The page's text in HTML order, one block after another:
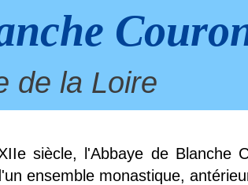
de la Loire
siècle, l'Abbaye de Blanche
ensemble monastique,